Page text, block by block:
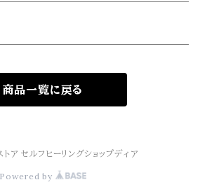
商品一覧に戻る
ア セルフヒーリングショップディア
Powered by